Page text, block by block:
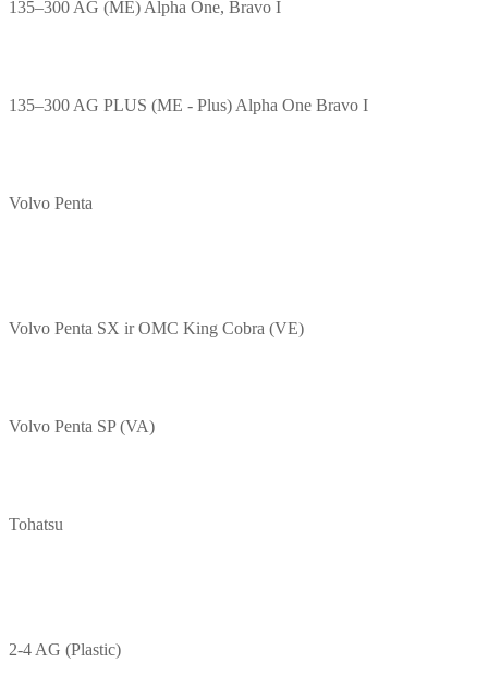
135–300 AG (ME) Alpha One, Bravo I
135–300 AG PLUS (ME - Plus) Alpha One Bravo I
Volvo Penta
Volvo Penta SX ir OMC King Cobra (VE)
Volvo Penta SP (VA)
Tohatsu
2-4 AG (Plastic)